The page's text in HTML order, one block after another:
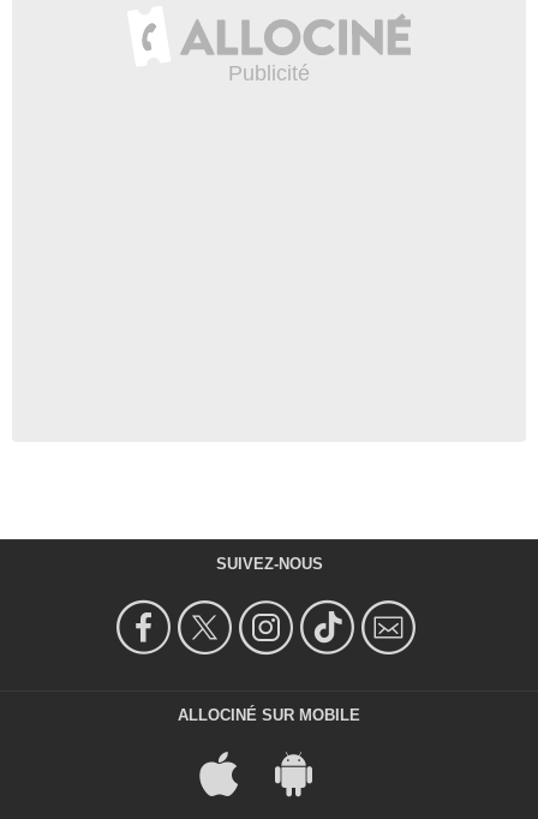
SUIVEZ-NOUS
ALLOCINÉ SUR MOBILE